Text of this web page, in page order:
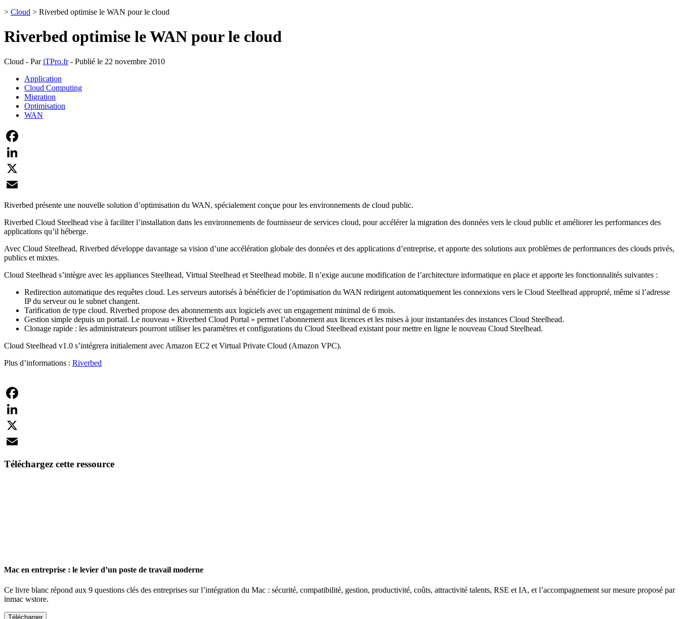
> Cloud > Riverbed optimise le WAN pour le cloud
Riverbed optimise le WAN pour le cloud
Cloud - PariTPro.fr- Publié le 22 novembre 2010
Application
Cloud Computing
Migration
Optimisation
WAN
Facebook
LinkedIn
X
Email
Riverbed présente une nouvelle solution d’optimisation du WAN, spécialement conçue pour les environnements de cloud public.
Riverbed Cloud Steelhead vise à faciliter l’installation dans les environnements de fournisseur de services cloud, pour accélérer la migration des données vers le cloud public et améliorer les performances des
applications qu’il héberge.
Avec Cloud Steelhead, Riverbed développe davantage sa vision d’une accélération globale des données et des applications d’entreprise, et apporte des solutions aux problèmes de performances des clouds privés,
publics et mixtes.
Cloud Steelhead s’intègre avec les appliances Steelhead, Virtual Steelhead et Steelhead mobile. Il n’exige aucune modification de l’architecture informatique en place et apporte les fonctionnalités suivantes :
Redirection automatique des requêtes cloud. Les serveurs autorisés à bénéficier de l’optimisation du WAN redirigent automatiquement les connexions vers le Cloud Steelhead approprié, même si l’adresse
IP du serveur ou le subnet changent.
Tarification de type cloud. Riverbed propose des abonnements aux logiciels avec un engagement minimal de 6 mois.
Gestion simple depuis un portail. Le nouveau « Riverbed Cloud Portal » permet l’abonnement aux licences et les mises à jour instantanées des instances Cloud Steelhead.
Clonage rapide : les administrateurs pourront utiliser les paramètres et configurations du Cloud Steelhead existant pour mettre en ligne le nouveau Cloud Steelhead.
Cloud Steelhead v1.0 s’intégrera initialement avec Amazon EC2 et Virtual Private Cloud (Amazon VPC).
Plus d’informations : Riverbed
Facebook
LinkedIn
X
Téléchargez cette ressource
Mac en entreprise : le levier d’un poste de travail moderne
Ce livre blanc répond aux 9 questions clés des entreprises sur l’intégration du Mac : sécurité, compatibilité, gestion, productivité, coûts, attractivité talents, RSE et IA, et l’accompagnement sur mesure proposé par
inmac wstore.